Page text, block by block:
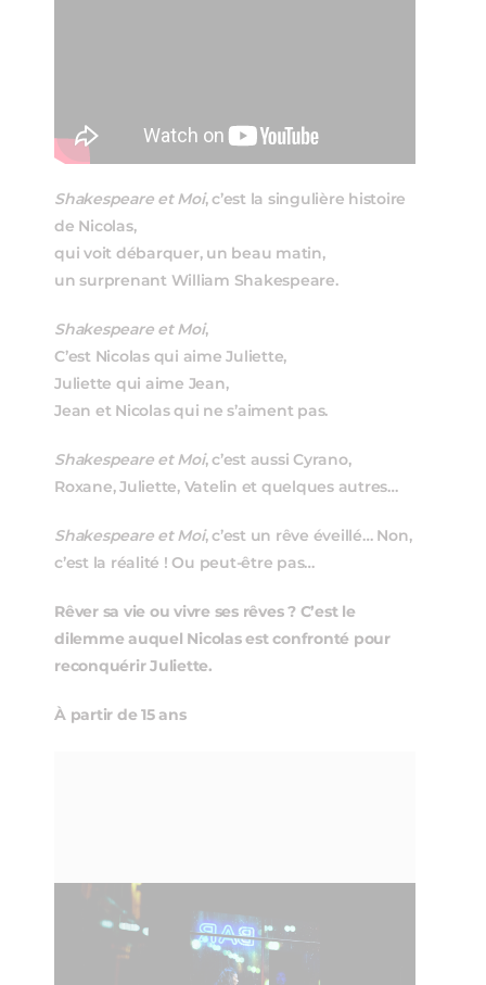
Shakespeare et Moi, c’est la singulière histoire
de Nicolas,
qui voit débarquer, un beau matin,
un surprenant William Shakespeare.
Shakespeare et Moi,
C’est Nicolas qui aime Juliette,
Juliette qui aime Jean,
Jean et Nicolas qui ne s’aiment pas.
Shakespeare et Moi, c’est aussi Cyrano,
Roxane, Juliette, Vatelin et quelques autres…
Shakespeare et Moi, c’est un rêve éveillé… Non,
c’est la réalité ! Ou peut-être pas…
Rêver sa vie ou vivre ses rêves ? C’est le
dilemme auquel Nicolas est confronté pour
reconquérir Juliette.
À partir de 15 ans